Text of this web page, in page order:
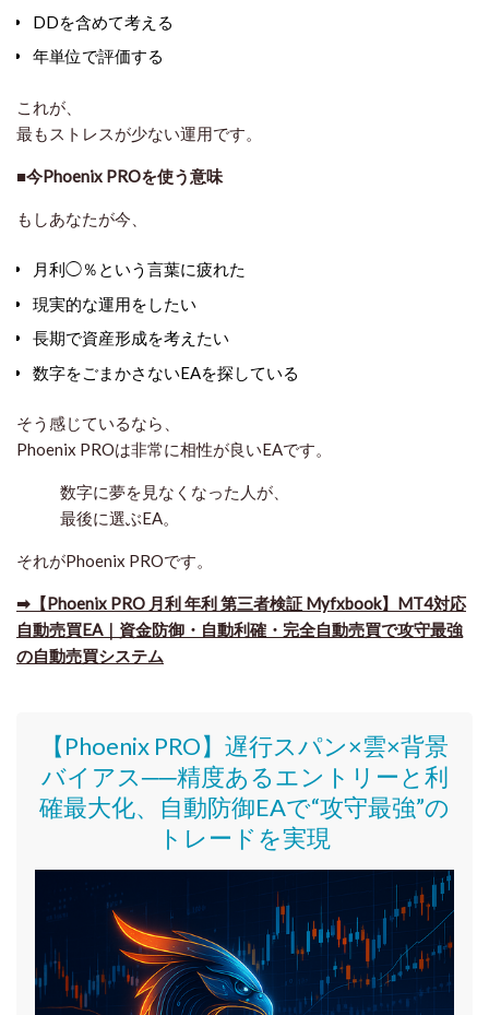
DDを含めて考える
年単位で評価する
これが、
最もストレスが少ない運用です。
■今Phoenix PROを使う意味
もしあなたが今、
月利◯％という言葉に疲れた
現実的な運用をしたい
長期で資産形成を考えたい
数字をごまかさないEAを探している
そう感じているなら、
Phoenix PROは非常に相性が良いEAです。
数字に夢を見なくなった人が、
最後に選ぶEA。
それがPhoenix PROです。
➡【Phoenix PRO 月利 年利 第三者検証 Myfxbook】MT4対応
自動売買EA｜資金防御・自動利確・完全自動売買で攻守最強
の自動売買システム
【Phoenix PRO】遅行スパン×雲×背景
バイアス──精度あるエントリーと利
確最大化、自動防御EAで“攻守最強”の
トレードを実現